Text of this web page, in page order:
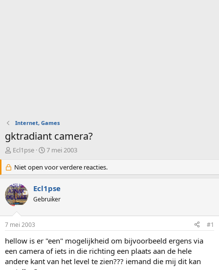
Internet, Games
gktradiant camera?
O
d
e
r
w
e
s
t
a
r
t
Ecl1pse
S
a
r
t
d
a
m
7 mei 2003
Niet open voor verdere reacties.
Ecl1pse
Gebruiker
7 mei 2003 #1
hellow is er "een" mogelijkheid om bijvoorbeeld ergens via
een camera of iets in die richting een plaats aan de hele
andere kant van het level te zien??? iemand die mij dit kan